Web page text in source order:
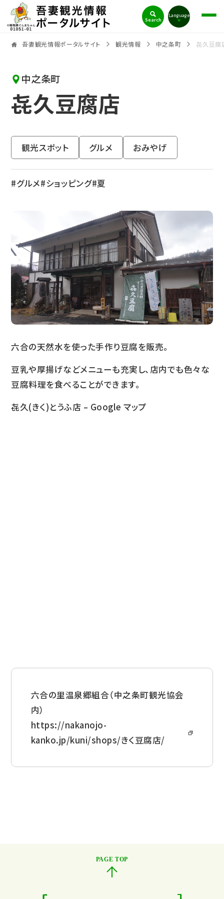
吾妻観光情報ポータルサイト
Language
Search
吾妻観光情報ポータルサイト 観光情報 中之条町 㐂久豆腐
中之条町
㐂久豆腐店
観光スポット グルメ おみやげ
グルメ ショッピング 夏
六合の天然水を使った手作り豆腐を販売。
豆乳や厚揚げなどメニューも充実し、店内でも色々な
豆腐料理を食べることができます。
㐂久(きく)とうふ店 – Google マップ
六合の里温泉郷組合（中之条町観光協会
内）
https://nakanojo-
kanko.jp/kuni/shops/きく豆腐店/